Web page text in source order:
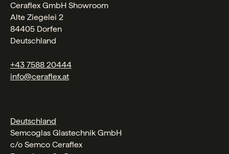
Ceraflex GmbH Showroom
Alte Ziegelei 2
84405 Dorfen
Deutschland
+43 7588 20444
info@ceraflex.at
Deutschland
Semcoglas Glastechnik GmbH
c/o Semco Ceraflex